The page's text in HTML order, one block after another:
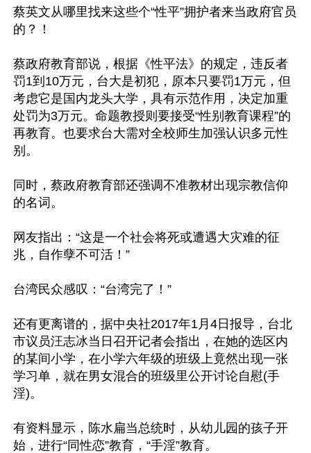
蔡英文从哪里找来这些个“性平”拥护者来当政府官员
的？！
蔡政府教育部说，根据《性平法》的规定，违反者
罚1到10万元，台大是初犯，原本只要罚1万元，但
考虑它是国内龙头大学，具有示范作用，决定加重
处罚为3万元。命题教授则要接受“性别教育课程”的
再教育。也要求台大需对全校师生加强认识多元性
别。
同时，蔡政府教育部还强调不准教材出现宗教信仰
的名词。
网友指出：“这是一个社会将死或遭遇大灾难的征
兆，自作孽不可活！”
台湾民众感叹：“台湾完了！”
还有更离谱的，据中央社2017年1月4日报导，台北
市议员汪志冰当日召开记者会指出，在她的选区内
的某间小学，在小学六年级的班级上竟然出现一张
学习单，就在男女混合的班级里公开讨论自慰(手
淫)。
有资料显示，陈水扁当总统时，从幼儿园的孩子开
始，进行“同性恋”教育，“手淫”教育。